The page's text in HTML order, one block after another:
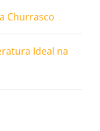
Churrasco
Ideal na